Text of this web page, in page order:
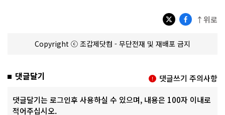
↑위로
Copyright ⓒ 조갑제닷컴 - 무단전재 및 재배포 금지
댓글달기 댓글쓰기 주의사항
댓글달기는 로그인후 사용하실 수 있으며, 내용은 100자 이내로
적어주십시오.